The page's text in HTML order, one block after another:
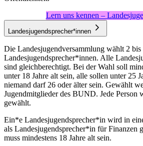
Lern uns kennen –
Landesjugendsprecher*innen
Die Landesjugendversammlung wählt 2 bis
Landesjugendsprecher*innen. Alle
sind gleichberechtigt. Bei der Wahl soll
unter 18 Jahre alt sein, alle sollen unter 25
niemand darf 26 oder älter sein. Gewählt
Jugendmitglieder des BUND. Jede Person
gewählt.
Ein*e Landesjugendsprecher*in wird in
als Landesjugendsprecher*in für Finanzen
muss mindestens 18 Jahre alt sein.